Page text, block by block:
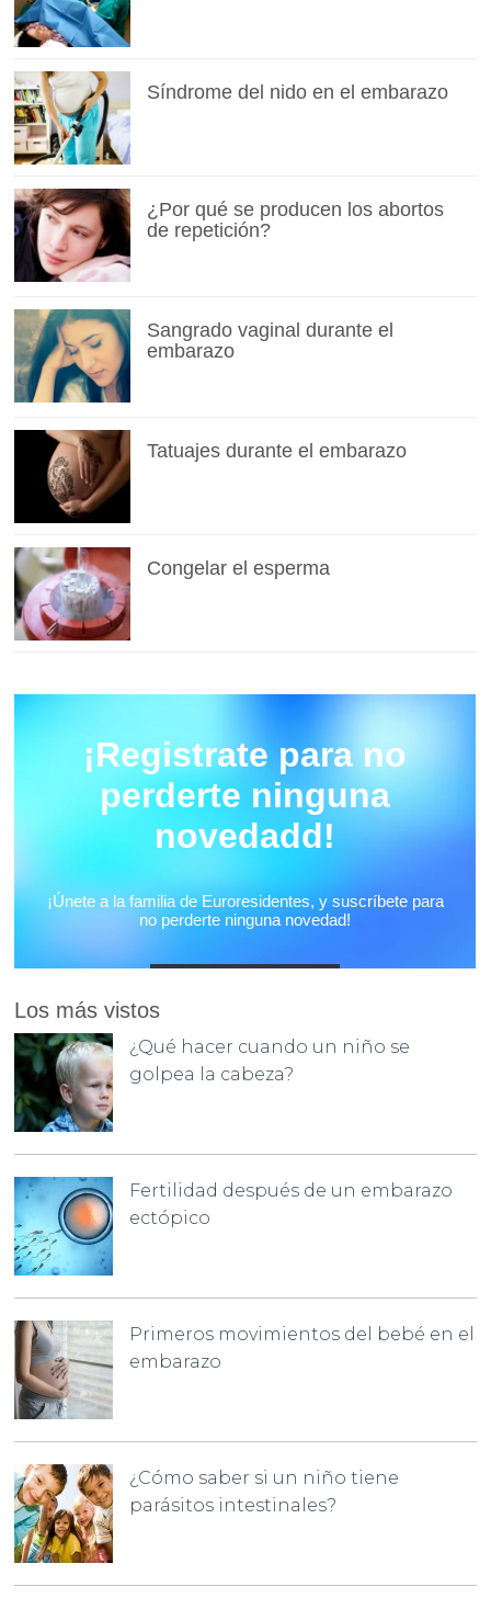
Síndrome del nido en el embarazo
¿Por qué se producen los abortos
de repetición?
Sangrado vaginal durante el
embarazo
Tatuajes durante el embarazo
Congelar el esperma
Los más vistos
¿Qué hacer cuando un niño se
golpea la cabeza?
Fertilidad después de un embarazo
ectópico
Primeros movimientos del bebé en el
embarazo
¿Cómo saber si un niño tiene
parásitos intestinales?